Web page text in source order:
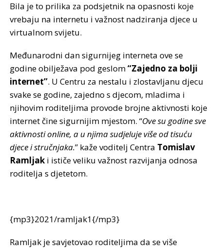
Bila je to prilika za podsjetnik na opasnosti koje
vrebaju na internetu i važnost nadziranja djece u
virtualnom svijetu.
Međunarodni dan sigurnijeg interneta ove se
godine obilježava pod geslom“Zajedno za bolji
internet”. U Centru za nestalu i zlostavljanu djecu
svake se godine, zajedno s djecom, mladima i
njihovim roditeljima provode brojne aktivnosti koje
internet čine sigurnijim mjestom. “Ove su godine sve
aktivnosti online, a u njima sudjeluje više od tisuću
djece i stručnjaka.” kaže voditelj Centra Tomislav
Ramljak i ističe veliku važnost razvijanja odnosa
roditelja s djetetom.
{mp3}2021/ramljak1{/mp3}
Ramljak je savjetovao roditeljima da se više